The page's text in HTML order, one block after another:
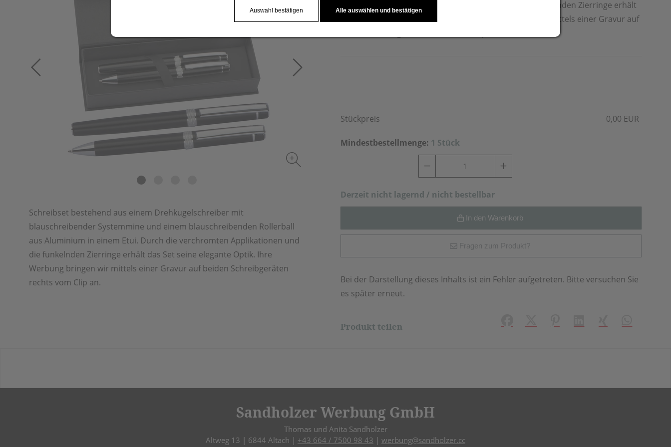
Schreibset bestehend aus einem Drehkugelschreiber mit
blauschreibender Systemmine und einem blauschreibenden Rollerball
aus Aluminium in einem Etui. Durch die verchromten Applikationen und
die funkelnden Zierringe erhält das Set seine elegante Optik. Ihre
Werbung bringen wir mittels einer Gravur auf beiden Schreibgeräten
rechts vom Clip an.
Etui. Durch die verchromten Applikationen und die funkelnden Zierringe erhält
das Set seine elegante Optik. Ihre Werbung bringen wir mittels einer Gravur auf
Stückpreis 0,00 EUR
Mindestbestellmenge: 1 Stück
Derzeit nicht lagernd / nicht bestellbar
In den Warenkorb
Fragen zum Produkt?
Bei der Darstellung dieses Inhalts ist ein Fehler aufgetreten. Bitte versuchen Sie
es später erneut.
Produkt teilen Facebook
X PinterestLinkedInXing WhatsApp
Sandholzer Werbung GmbH
Thomas und Anita Sandholzer
Altweg 13 | 6844 Altach | +43 664 / 7500 98 43 | werbung@sandholzer.cc
Auswahl bestätigen Alle auswählen und bestätigen